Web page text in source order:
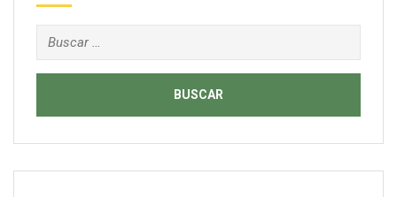
Buscar: